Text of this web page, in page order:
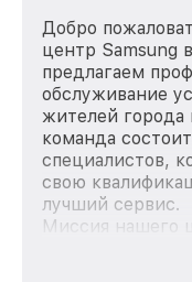
Добро
центр Samsung
предлагаем
обслуживание
жителей города
команда
специалистов,
свою
лучший сервис.
Миссия нашего
качественный
каждого